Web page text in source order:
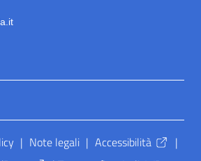
Utili
| Note legali | Accessibilità
|